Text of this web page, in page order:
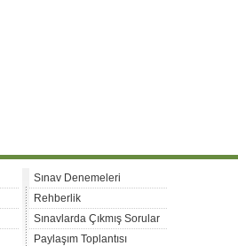
Sınav Denemeleri
Rehberlik
Sınavlarda Çıkmış Sorular
Paylaşım Toplantısı